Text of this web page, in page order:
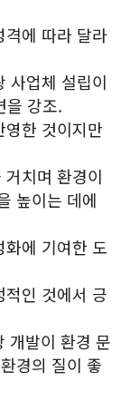
에 따라 달라
사업체 설립이
을 강조.
한 것이지만
치며 환경이
높이는 데에
에 기여한 도
인 것에서 긍
개발이 환경 문
경의 질이 좋